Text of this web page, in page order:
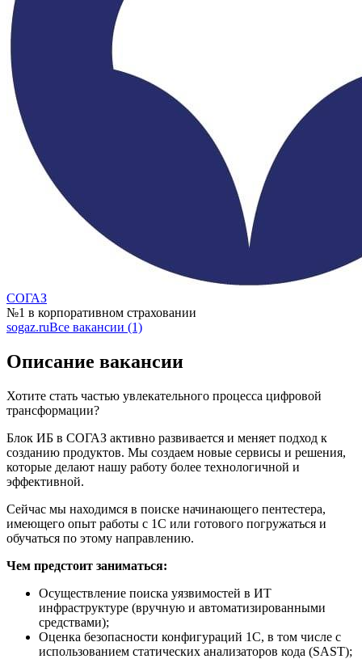
СОГАЗ
№1 в корпоративном страховании
sogaz.ruВсе вакансии (1)
Описание вакансии
Хотите стать частью увлекательного процесса цифровой
трансформации?
Блок ИБ в СОГАЗ активно развивается и меняет подход к
созданию продуктов. Мы создаем новые сервисы и решения,
которые делают нашу работу более технологичной и
эффективной.
Сейчас мы находимся в поиске начинающего пентестера,
имеющего опыт работы с 1С или готового погружаться и
обучаться по этому направлению.
Чем предстоит заниматься:
Осуществление поиска уязвимостей в ИТ
инфраструктуре (вручную и автоматизированными
средствами);
Оценка безопасности конфигураций 1С, в том числе с
использованием статических анализаторов кода (SAST);